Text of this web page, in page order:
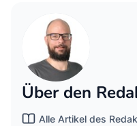
Über den
Alle Artikel des